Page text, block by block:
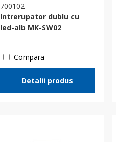
700102
Intrerupator dublu cu
led-alb MK-SW02
Compara
Detalii produs